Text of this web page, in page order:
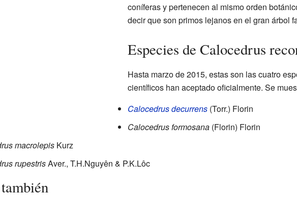
coníferas y pertenecen al mismo orden
decir que son primos lejanos en el gran árbol
Especies de Calocedrus
Hasta marzo de 2015, estas son las cuatro
científicos han aceptado oficialmente. Se
Calocedrus decurrens(Torr.) Florin
Calocedrus formosana(Florin) Florin
macrolepisKurz
rupestrisAver., T.H.Nguyên & P.K.Lôc